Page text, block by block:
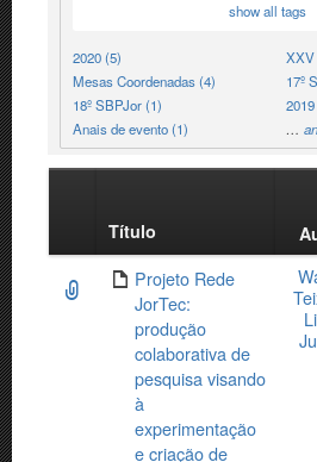
show all tags
2020 (5)
Mesas Coordenadas (4)
18º SBPJor (1)
Anais de evento (1)
XXV
17º
…
attachment
Título
Projeto Rede
JorTec:
produção
colaborativa de
pesquisa visando
à
experimentação
e criação de